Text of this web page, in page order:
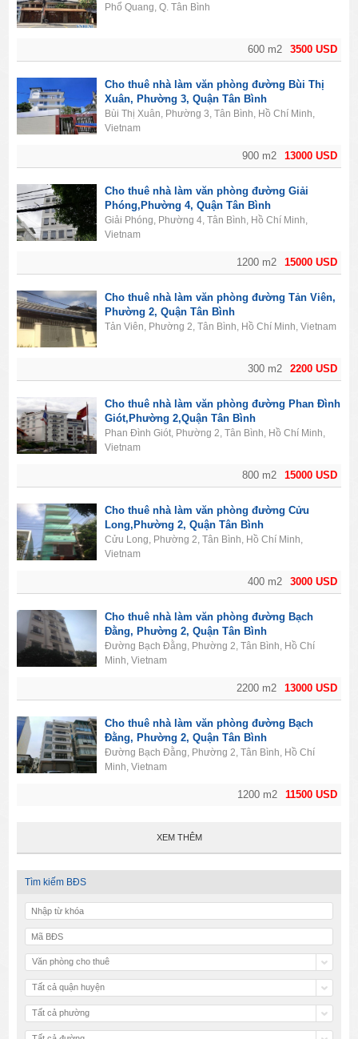
3500 USD
600 m2
Phổ Quang, Q. Tân Bình
13000 USD
900 m2
Cho thuê nhà làm văn phòng đường Bùi Thị
Xuân, Phường 3, Quận Tân Bình
Bùi Thị Xuân, Phường 3, Tân Bình, Hồ Chí Minh,
Vietnam
15000 USD
1200 m2
Cho thuê nhà làm văn phòng đường Giải
Phóng,Phường 4, Quận Tân Bình
Giải Phóng, Phường 4, Tân Bình, Hồ Chí Minh,
Vietnam
2200 USD
300 m2
Cho thuê nhà làm văn phòng đường Tản Viên,
Phường 2, Quận Tân Bình
Tản Viên, Phường 2, Tân Bình, Hồ Chí Minh, Vietnam
15000 USD
800 m2
Cho thuê nhà làm văn phòng đường Phan Đình
Giót,Phường 2,Quận Tân Bình
Phan Đình Giót, Phường 2, Tân Bình, Hồ Chí Minh,
Vietnam
3000 USD
400 m2
Cho thuê nhà làm văn phòng đường Cửu
Long,Phường 2, Quận Tân Bình
Cửu Long, Phường 2, Tân Bình, Hồ Chí Minh,
Vietnam
13000 USD
2200 m2
Cho thuê nhà làm văn phòng đường Bạch
Đằng, Phường 2, Quận Tân Bình
Đường Bạch Đằng, Phường 2, Tân Bình, Hồ Chí
Minh, Vietnam
11500 USD
1200 m2
Cho thuê nhà làm văn phòng đường Bạch
Đằng, Phường 2, Quận Tân Bình
Đường Bạch Đằng, Phường 2, Tân Bình, Hồ Chí
Minh, Vietnam
XEM THÊM
Tìm kiếm BĐS
Văn phòng cho thuê
Tất cả quận huyện
Tất cả phường